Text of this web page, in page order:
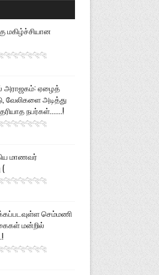
மகிழ்ச்சியான
அராஜகம்: ஏழைத்
வேலிகளை அடித்து
நபர்கள்.......!
மாணவர்
(
செம்மணி
மன்றில்